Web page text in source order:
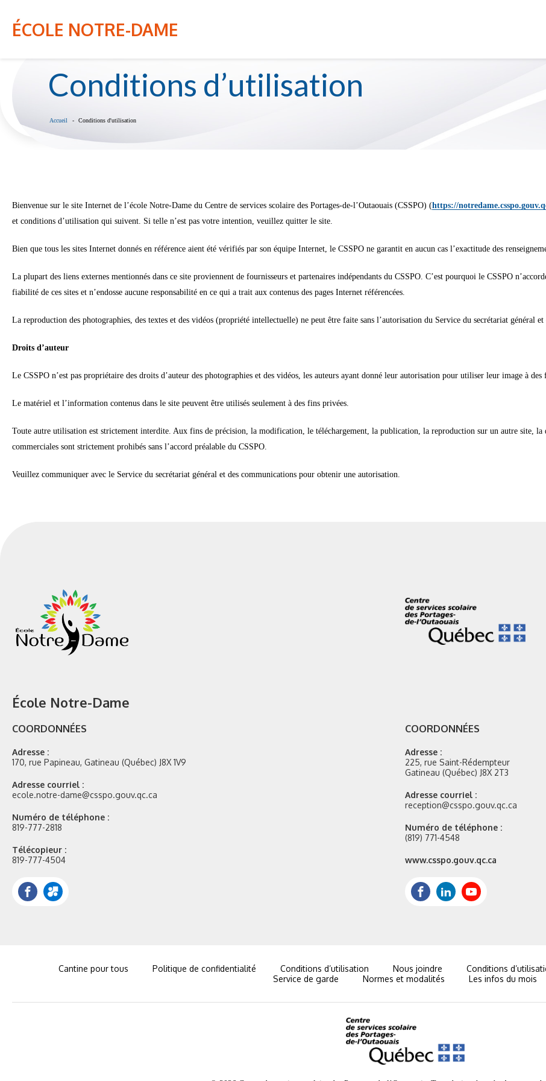
ÉCOLE NOTRE-DAME
Admissions
et
2026-
NOTRE ÉCOLE
Conditions d’utilisation
Accueil Conditions d'utilisation
Bienvenue sur le site Internet de l’école Notre-Dame du Centre de services scolaire des Portages-de-l’Outaouais (CSSPO) (https://
et conditions d’utilisation qui suivent. Si telle n’est pas votre intention, veuillez quitter le site.
Bien que tous les sites Internet donnés en référence aient été vérifiés par son équipe Internet, le CSSPO ne garantit en aucun cas l’exactitude des
La plupart des liens externes mentionnés dans ce site proviennent de fournisseurs et partenaires indépendants du CSSPO. C’est pourquoi le CSSPO
fiabilité de ces sites et n’endosse aucune responsabilité en ce qui a trait aux contenus des pages Internet référencées.
La reproduction des photographies, des textes et des vidéos (propriété intellectuelle) ne peut être faite sans l’autorisation du Service du secrétariat général
Droits d’auteur
Le CSSPO n’est pas propriétaire des droits d’auteur des photographies et des vidéos, les auteurs ayant donné leur autorisation pour utiliser leur image à
Le matériel et l’information contenus dans le site peuvent être utilisés seulement à des fins privées.
Toute autre utilisation est strictement interdite. Aux fins de précision, la modification, le téléchargement, la publication, la reproduction sur un autre site,
commerciales sont strictement prohibés sans l’accord préalable du CSSPO.
Veuillez communiquer avec le Service du secrétariat général et des communications pour obtenir une autorisation.
École Notre-Dame
COORDONNÉES
Adresse :
170, rue Papineau, Gatineau (Québec) J8X 1V9
Adresse courriel :
ecole.notre-dame@csspo.gouv.qc.ca
Numéro de téléphone :
819-777-2818
Télécopieur :
819-777-4504
Facebook
Portail
Mozaik
COORDONNÉES
Adresse :
225, rue Saint-Rédempteur
Gatineau (Québec) J8X 2T3
Adresse courriel :
reception@csspo.gouv.qc.ca
Numéro de téléphone :
(819) 771-4548
Site
www.csspo.gouv.qc.ca
FacebookLinkedInYoutube
Cantine pour tous Politique de confidentialité Conditions d’utilisation Nous joindre Conditions
Service de garde
Normes et modalités Les infos du mois